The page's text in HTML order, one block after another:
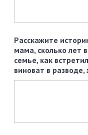
Расскажите
мама, сколько лет
семье, как
виноват в